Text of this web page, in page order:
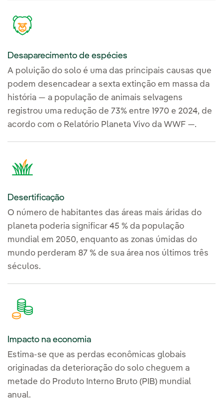
Desaparecimento de espécies
A poluição do solo é uma das principais causas que
podem desencadear a sexta extinção em massa da
história — a população de animais selvagens
registrou uma redução de 73% entre 1970 e 2024, de
acordo com o Relatório Planeta Vivo da WWF —.
Desertificação
O número de habitantes das áreas mais áridas do
planeta poderia significar 45 % da população
mundial em 2050, enquanto as zonas úmidas do
mundo perderam 87 % de sua área nos últimos três
séculos.
Impacto na economia
Estima-se que as perdas econômicas globais
originadas da deterioração do solo cheguem a
metade do Produto Interno Bruto (PIB) mundial
anual.